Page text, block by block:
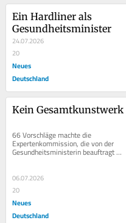
Ein Hardliner als
Gesundheitsminister
24.07.2026
20
Neues
Deutschland
Kein Gesamtkunstwerk
66 Vorschläge machte die
Expertenkommission, die von der
Gesundheitsministerin beauftragt
06.07.2026
20
Neues
Deutschland